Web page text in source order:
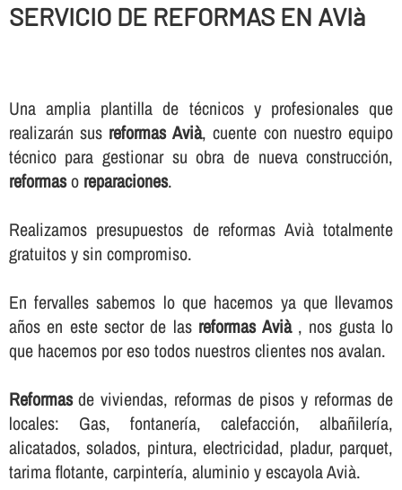
SERVICIO DE REFORMAS EN AVIà
Una amplia plantilla de técnicos y profesionales que
realizarán sus reformas Avià, cuente con nuestro equipo
técnico para gestionar su obra de nueva construcción,
reformaso reparaciones.
Realizamos presupuestos de reformas Avià totalmente
gratuitos y sin compromiso.
En fervalles sabemos lo que hacemos ya que llevamos
años en este sector de las reformas Avià, nos gusta lo
que hacemos por eso todos nuestros clientes nos avalan.
Reformasde viviendas, reformas de pisos y reformas de
locales: Gas, fontanerí­a, calefacción, albañilerí­a,
alicatados, solados, pintura, electricidad, pladur, parquet,
tarima flotante, carpinterí­a, aluminio y escayola Avià.